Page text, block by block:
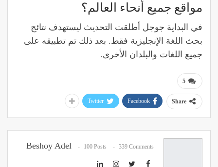
مواقع جميع أنحاء العالم؟
في البداية جوجل أطلقت التحديث ليستهدف نتائج
بحث اللغة الإنجليزية فقط. بعد ذلك تم تطبيقه على
جميع اللغات والبلدان الأخرى.
5
Share
Facebook
Twitter
Beshoy Adel 100 Posts 339 Comments